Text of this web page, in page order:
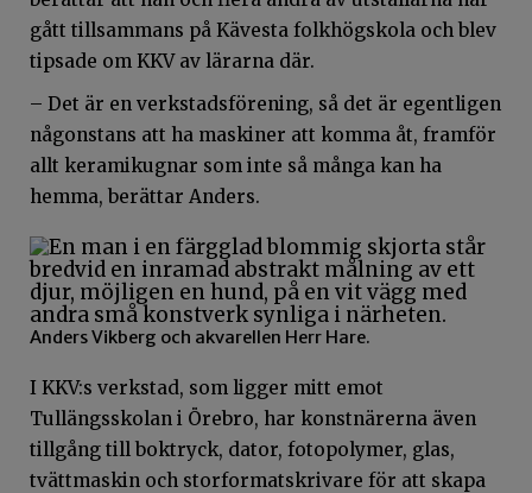
gått tillsammans på Kävesta folkhögskola och blev
tipsade om KKV av lärarna där.
– Det är en verkstadsförening, så det är egentligen
någonstans att ha maskiner att komma åt, framför
allt keramikugnar som inte så många kan ha
hemma, berättar Anders.
Anders Vikberg och akvarellen Herr Hare.
I KKV:s verkstad, som ligger mitt emot
Tullängsskolan i Örebro, har konstnärerna även
tillgång till boktryck, dator, fotopolymer, glas,
tvättmaskin och storformatskrivare för att skapa